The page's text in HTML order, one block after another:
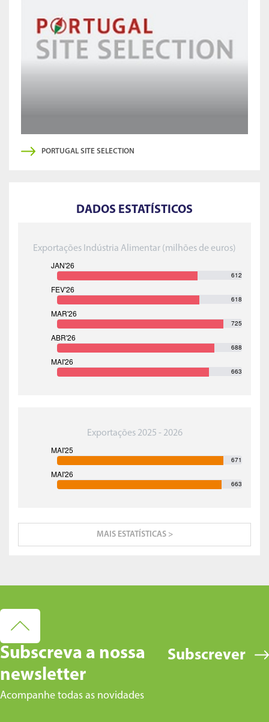
PORTUGAL SITE SELECTION
DADOS ESTATÍSTICOS
Exportações Indústria Alimentar (milhões de euros)
612
618
725
688
663
Exportações 2025 - 2026
671
663
MAIS ESTATÍSTICAS >
Subscreva a nossa
newsletter
Acompanhe todas as novidades
Subscrever